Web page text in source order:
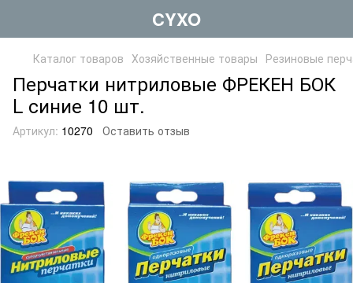
CYXO
Каталог товаров Хозяйственные товары Резиновые
Перчатки нитриловые ФРЕКЕН БОК
L синие 10 шт.
Артикул: 10270 Оставить отзыв